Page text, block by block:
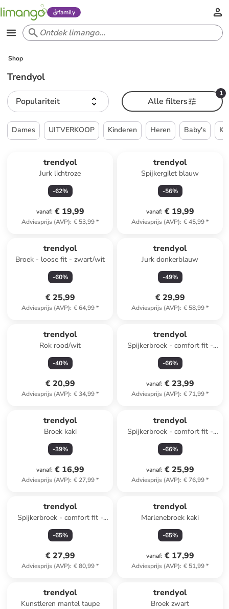
family
Shop
Trendyol
Populariteit
1
Alle filters
Dames UITVERKOOP Kinderen Heren Baby's
trendyol
Jurk lichtroze
-62%
vanaf: € 19,99
Adviesprijs (AVP): € 53,99*
trendyol
Spijkergilet blauw
-56%
vanaf: € 19,99
Adviesprijs (AVP): € 45,99*
trendyol
Broek - loose fit - zwart/wit
-60%
€ 25,99
Adviesprijs (AVP): € 64,99*
trendyol
Jurk donkerblauw
-49%
€ 29,99
Adviesprijs (AVP): € 58,99*
trendyol
Rok rood/wit
-40%
€ 20,99
Adviesprijs (AVP): € 34,99*
trendyol
Spijkerbroek - comfort fit -
blauw
-66%
vanaf: € 23,99
Adviesprijs (AVP): € 71,99*
trendyol
Broek kaki
-39%
vanaf: € 16,99
Adviesprijs (AVP): € 27,99*
trendyol
Spijkerbroek - comfort fit -
wit
-66%
vanaf: € 25,99
Adviesprijs (AVP): € 76,99*
trendyol
Spijkerbroek - comfort fit -
blauw
-65%
€ 27,99
Adviesprijs (AVP): € 80,99*
trendyol
Marlenebroek kaki
-65%
vanaf: € 17,99
Adviesprijs (AVP): € 51,99*
trendyol
Kunstleren mantel taupe
trendyol
Broek zwart